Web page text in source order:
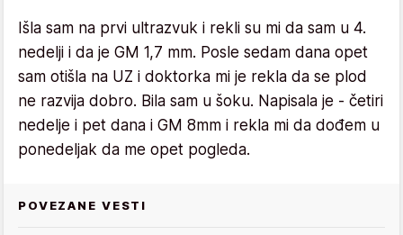
Išla sam na prvi ultrazvuk i rekli su mi da sam u 4.
nedelji i da je GM 1,7 mm. Posle sedam dana opet
sam otišla na UZ i doktorka mi je rekla da se plod
ne razvija dobro. Bila sam u šoku. Napisala je - četiri
nedelje i pet dana i GM 8mm i rekla mi da dođem u
ponedeljak da me opet pogleda.
POVEZANE VESTI